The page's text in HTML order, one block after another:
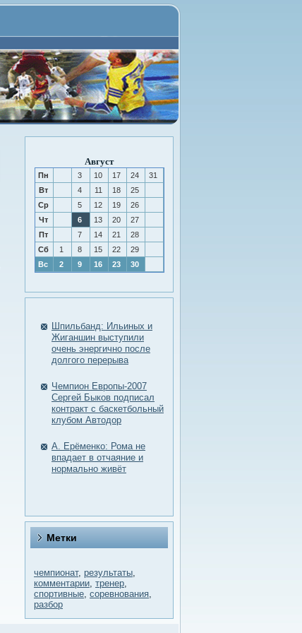
Август
Пн 3 10 17 24
31
Вт
4 11 18
25
Ср
5 12 19
26
Чт
6 13 20
27
Пт
7 14 21
28
Сб
1 8 15 22
29
Вс
2 9 16 23 30
Шпильбанд: Ильиных и
Жиганшин выступили
очень энергично после
долгого перерыва
Чемпион Европы-2007
Сергей Быков подписал
контракт с баскетбольный
клубом Автодор
А. Ерёменко: Рома не
впадает в отчаяние и
нормально живёт
Метки
чемпионат, результаты,
комментарии, тренер,
спортивные, соревнования,
разбор